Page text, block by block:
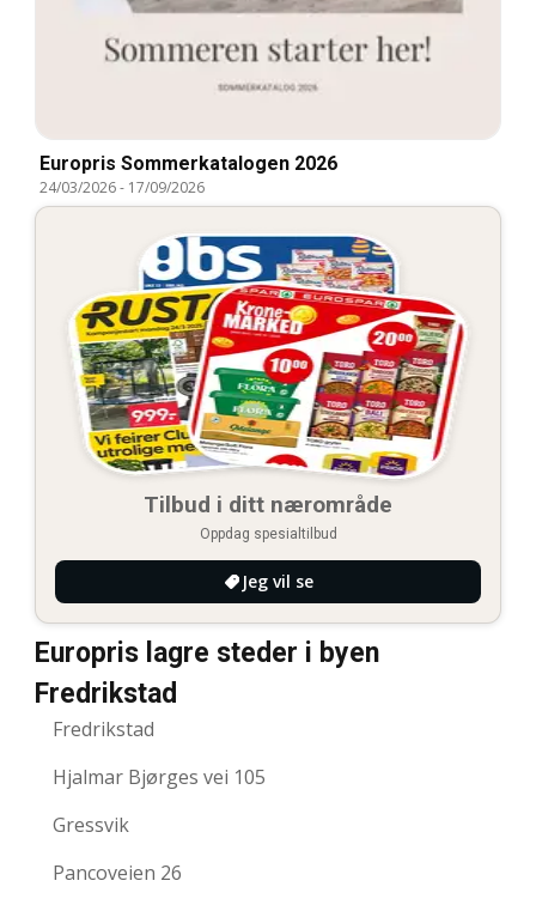
Europris Sommerkatalogen 2026
24/03/2026- 17/09/2026
Tilbud i ditt nærområde
Oppdag spesialtilbud
Jeg vil se
Europris lagre steder i byen
Fredrikstad
Fredrikstad
Hjalmar Bjørges vei 105
Gressvik
Pancoveien 26